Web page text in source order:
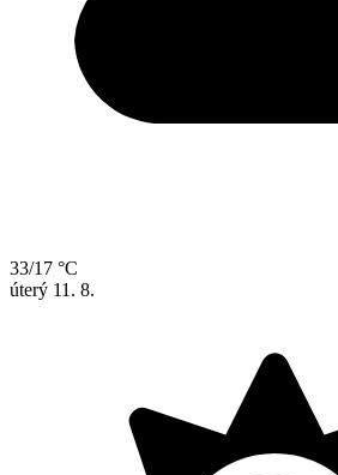
33/17 °C
úterý 11. 8.